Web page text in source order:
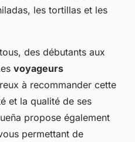
les tortillas et les
des débutants aux
voyageurs
à recommander cette
et la qualité de ses
propose également
permettant de